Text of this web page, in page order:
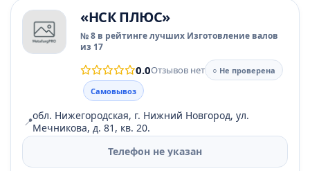
«НСК ПЛЮС»
№ 8 в рейтинге лучших Изготовление валов
из 17
0.0Отзывов нет
○ Не проверена
Самовывоз
📍обл. Нижегородская, г. Нижний Новгород, ул.
Мечникова, д. 81, кв. 20.
Телефон не указан